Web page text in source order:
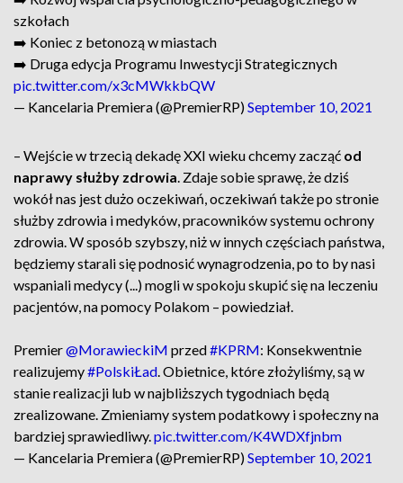
szkołach
➡️ Koniec z betonozą w miastach
➡️ Druga edycja Programu Inwestycji Strategicznych
pic.twitter.com/x3cMWkkbQW
— Kancelaria Premiera (@PremierRP)September 10, 2021
– Wejście w trzecią dekadę XXI wieku chcemy zacząć od
naprawy służby zdrowia. Zdaje sobie sprawę, że dziś
wokół nas jest dużo oczekiwań, oczekiwań także po stronie
służby zdrowia i medyków, pracowników systemu ochrony
zdrowia. W sposób szybszy, niż w innych częściach państwa,
będziemy starali się podnosić wynagrodzenia, po to by nasi
wspaniali medycy (...) mogli w spokoju skupić się na leczeniu
pacjentów, na pomocy Polakom – powiedział.
Premier@MorawieckiM przed#KPRM: Konsekwentnie
realizujemy#PolskiŁad. Obietnice, które złożyliśmy, są w
stanie realizacji lub w najbliższych tygodniach będą
zrealizowane. Zmieniamy system podatkowy i społeczny na
bardziej sprawiedliwy.pic.twitter.com/K4WDXfjnbm
— Kancelaria Premiera (@PremierRP)September 10, 2021